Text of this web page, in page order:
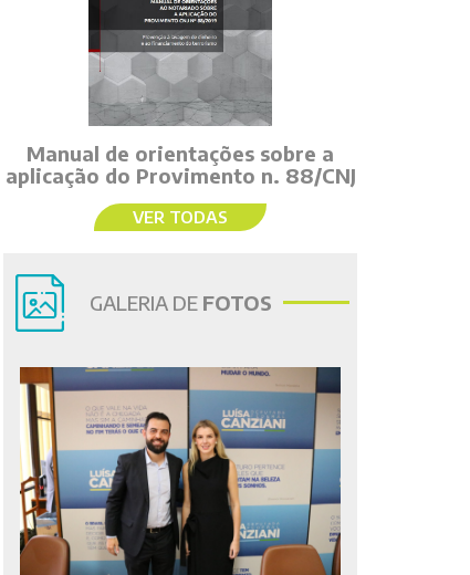
Manual de orientações sobre a
aplicação do Provimento n. 88/CNJ
VER TODAS
GALERIA DE FOTOS